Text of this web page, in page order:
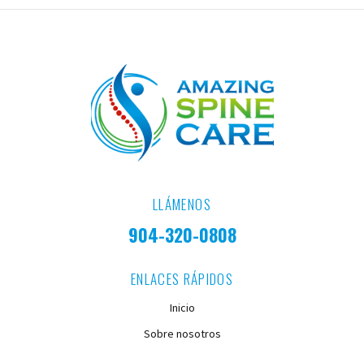
LLÁMENOS
904-320-0808
ENLACES RÁPIDOS
Inicio
Sobre nosotros